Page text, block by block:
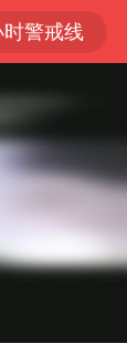
警戒线
刑1年
元/股
宇树科技王兴兴身家有望超200亿元